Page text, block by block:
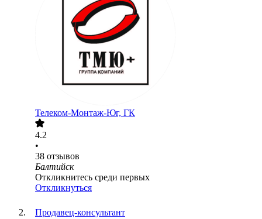
Телеком-Монтаж-Юг, ГК
4.2
•
38 отзывов
Балтийск
Откликнитесь среди первых
Откликнуться
Продавец-консультант